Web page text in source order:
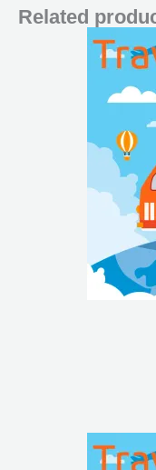
Related